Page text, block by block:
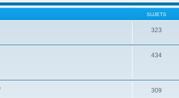
SUJETS
323
434
309